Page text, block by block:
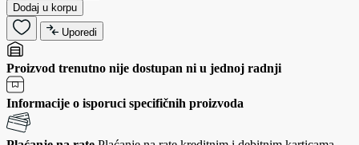
Dodaj u korpu
Uporedi
Proizvod trenutno nije dostupan ni u jednoj radnji
Informacije o isporuci specifičnih proizvoda